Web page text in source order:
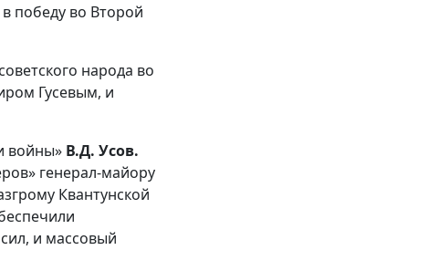
победу во Второй
народа во
Гусевым, и
войны» В.Д. Усов.
генерал-майору
Квантунской
и массовый